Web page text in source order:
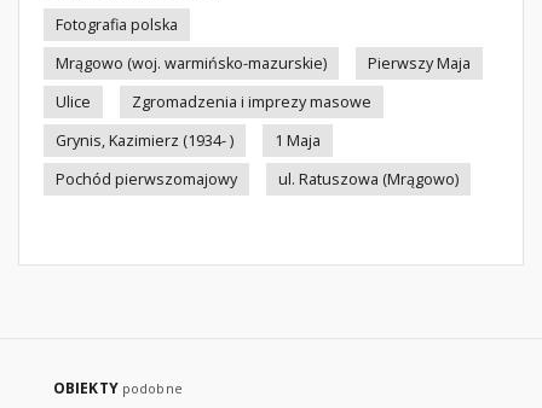
Fotografia polska
Mrągowo (woj. warmińsko-mazurskie)
Pierwszy Maja
Ulice
Zgromadzenia i imprezy masowe
Grynis, Kazimierz (1934- )
1 Maja
Pochód pierwszomajowy
ul. Ratuszowa (Mrągowo)
OBIEKTY podobne